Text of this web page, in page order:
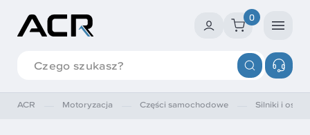
0
ACR Motoryzacja Części samochodowe Silniki i